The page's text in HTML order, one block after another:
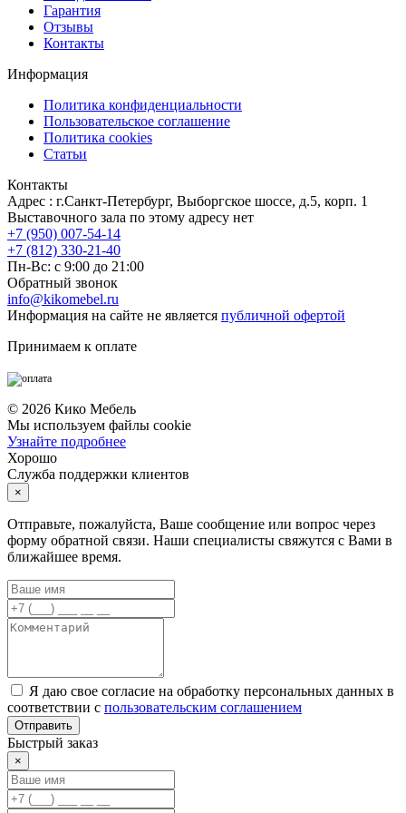
Гарантия
Отзывы
Контакты
Информация
Политика конфиденциальности
Пользовательское соглашение
Политика cookies
Статьи
Контакты
Адрес : г.Санкт-Петербург, Выборгское шоссе, д.5, корп. 1
Выставочного зала по этому адресу нет
+7 (950) 007-54-14
+7 (812) 330-21-40
Пн-Вс: с 9:00 до 21:00
Обратный звонок
info@kikomebel.ru
Информация на сайте не является публичной офертой
Принимаем к оплате
© 2026 Кико Мебель
Мы используем файлы cookie
Узнайте подробнее
Хорошо
Служба поддержки клиентов
×
Отправьте, пожалуйста, Ваше сообщение или вопрос через
форму обратной связи. Наши специалисты свяжутся с Вами в
ближайшее время.
Я даю свое согласие на обработку персональных данных в
соответствии с пользовательским соглашением
Отправить
Быстрый заказ
×